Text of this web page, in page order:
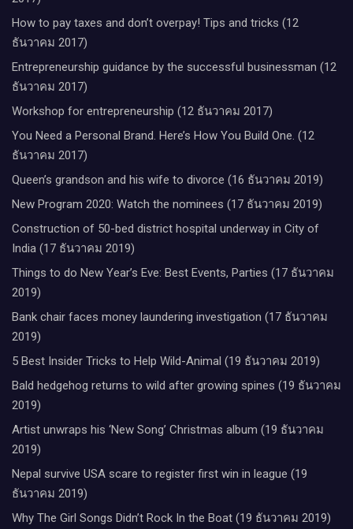
How to pay taxes and don’t overpay! Tips and tricks (12
ธันวาคม 2017)
Entrepreneurship guidance by the successful businessman (12
ธันวาคม 2017)
Workshop for entrepreneurship (12 ธันวาคม 2017)
You Need a Personal Brand. Here’s How You Build One. (12
ธันวาคม 2017)
Queen’s grandson and his wife to divorce (16 ธันวาคม 2019)
New Program 2020: Watch the nominees (17 ธันวาคม 2019)
Construction of 50-bed district hospital underway in City of
India (17 ธันวาคม 2019)
Things to do New Year’s Eve: Best Events, Parties (17 ธันวาคม
2019)
Bank chair faces money laundering investigation (17 ธันวาคม
2019)
5 Best Insider Tricks to Help Wild-Animal (19 ธันวาคม 2019)
Bald hedgehog returns to wild after growing spines (19 ธันวาคม
2019)
Artist unwraps his ‘New Song’ Christmas album (19 ธันวาคม
2019)
Nepal survive USA scare to register first win in league (19
ธันวาคม 2019)
Why The Girl Songs Didn’t Rock In the Boat (19 ธันวาคม 2019)